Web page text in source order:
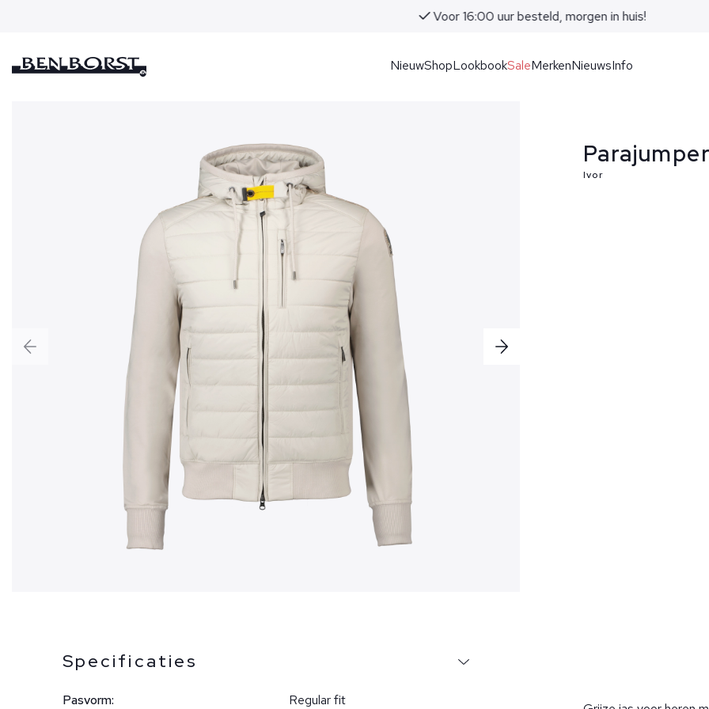
Voor 16:00 uur besteld, morgen in huis!
NieuwShopLookbookSaleMerkenNieuwsInfo
Specificaties
Pasvorm: Regular fit
Ivor